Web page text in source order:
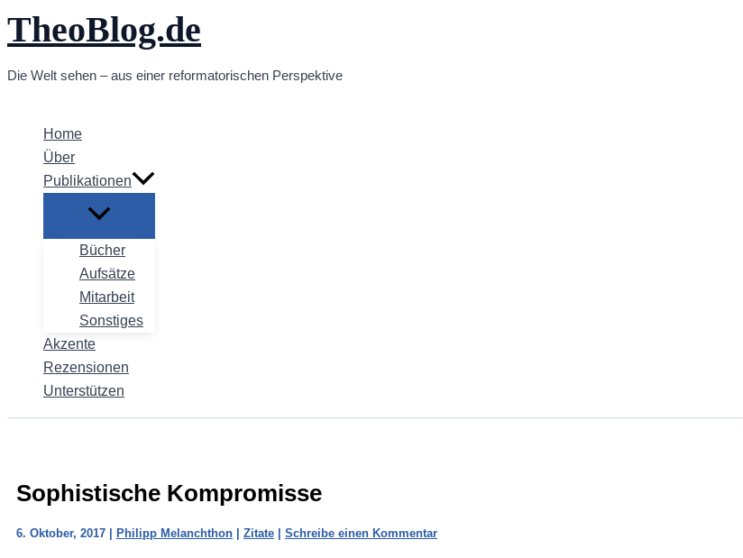
Zum
Inhalt
TheoBlog.de
Die Welt sehen – aus einer reformatorischen Perspektive
Home
Über
Publikationen
Bücher
Aufsätze
Mitarbeit
Sonstiges
Akzente
Rezensionen
Unterstützen
Sophistische Kompromisse
6. Oktober, 2017 | Philipp Melanchthon | Zitate | Schreibe einen Kommentar